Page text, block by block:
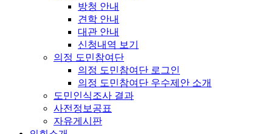
방청 안내
견학 안내
대관 안내
신청내역 보기
의정 도민참여단
의정 도민참여단 로그인
의정 도민참여단 우수제안 소개
도민인식조사 결과
사전정보공표
자유게시판